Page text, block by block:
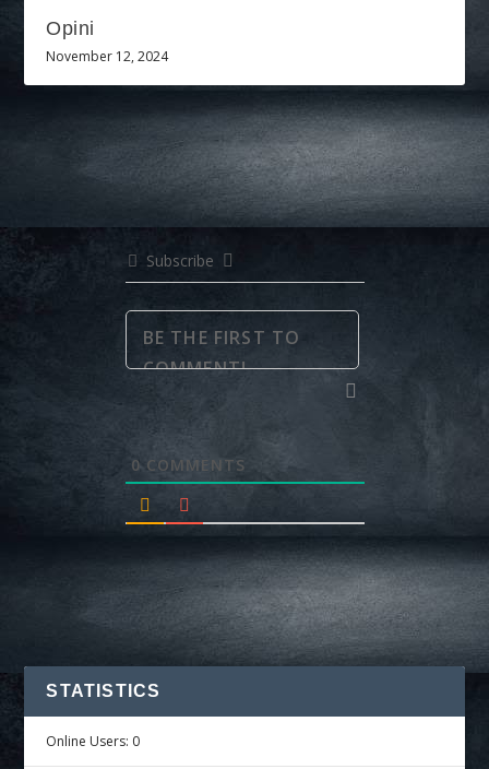
Opini
November 12, 2024
Subscribe
0COMMENTS
STATISTICS
Online Users: 0